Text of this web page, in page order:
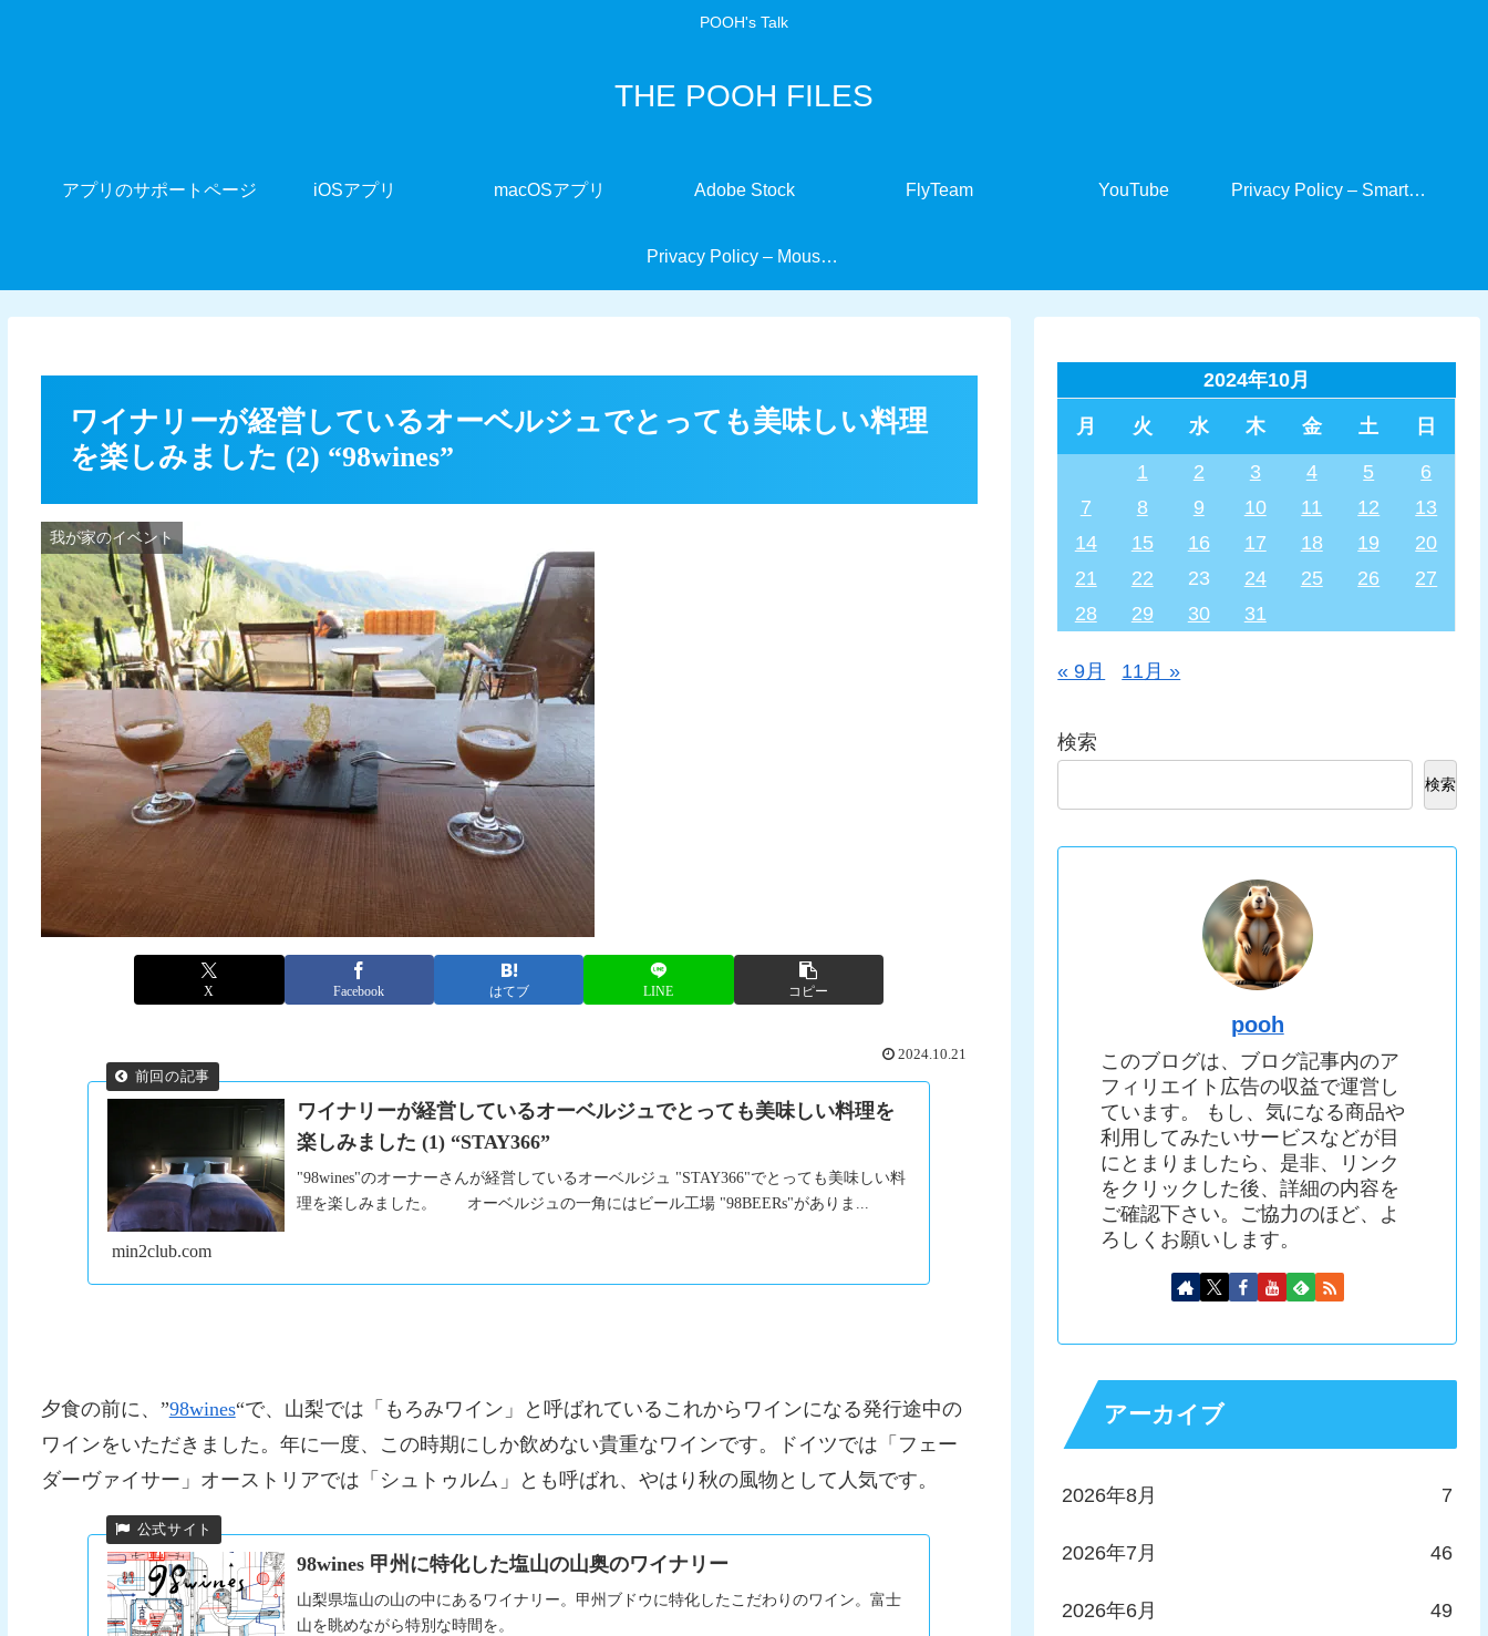
POOH's Talk
THE POOH FILES
アプリのサポートページ iOSアプリ macOSアプリ Adobe Stock FlyTeam YouTube Privacy Policy – SmartCabinet
Privacy Policy – MouseMate
ワイナリーが経営しているオーベルジュでとっても美味しい料理
を楽しみました (2) “98wines”
我が家のイベント
X Facebook はてブ LINE コピー
2024.10.21
ワイナリーが経営しているオーベルジュでとっても美味しい料理を
楽しみました (1) “STAY366”
"98wines"のオーナーさんが経営しているオーベルジュ "STAY366"でとっても美味しい料
理を楽しみました。 オーベルジュの一角にはビール工場 "98BEERs"がありま...
min2club.com
夕食の前に、”98wines“で、山梨では「もろみワイン」と呼ばれているこれからワインになる発行途中の
ワインをいただきました。年に一度、この時期にしか飲めない貴重なワインです。ドイツでは「フェー
ダーヴァイサー」オーストリアでは「シュトゥル厶」とも呼ばれ、やはり秋の風物として人気です。
98wines 甲州に特化した塩山の山奥のワイナリー
山梨県塩山の山の中にあるワイナリー。甲州ブドウに特化したこだわりのワイン。富士
山を眺めながら特別な時間を。
2024年10月
月 火 水 木 金 土 日
1 2 3 4 5
6
7
8 9 10 11 12
13
14
15 16 17 18 19
20
21
22 23 24 25 26
27
28
29 30 31
« 9月 11月 »
検索
検索
pooh
このブログは、ブログ記事内のア
フィリエイト広告の収益で運営し
ています。 もし、気になる商品や
利用してみたいサービスなどが目
にとまりましたら、是非、リンク
をクリックした後、詳細の内容を
ご確認下さい。ご協力のほど、よ
ろしくお願いします。
アーカイブ
2026年8月 7
2026年7月 46
2026年6月 49